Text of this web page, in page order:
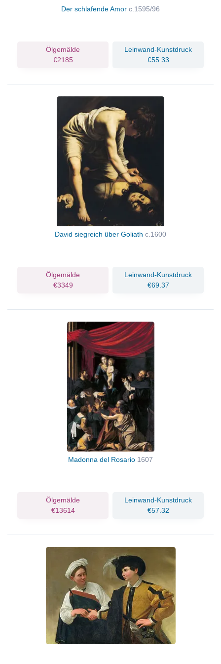
Der schlafende Amor c.1595/96
Ölgemälde
€2185
Leinwand-Kunstdruck
€55.33
David siegreich über Goliath c.1600
Ölgemälde
€3349
Leinwand-Kunstdruck
€69.37
Madonna del Rosario 1607
Ölgemälde
€13614
Leinwand-Kunstdruck
€57.32